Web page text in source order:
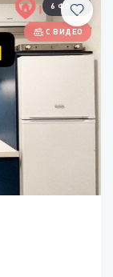
6 ФОТО
С ВИДЕО